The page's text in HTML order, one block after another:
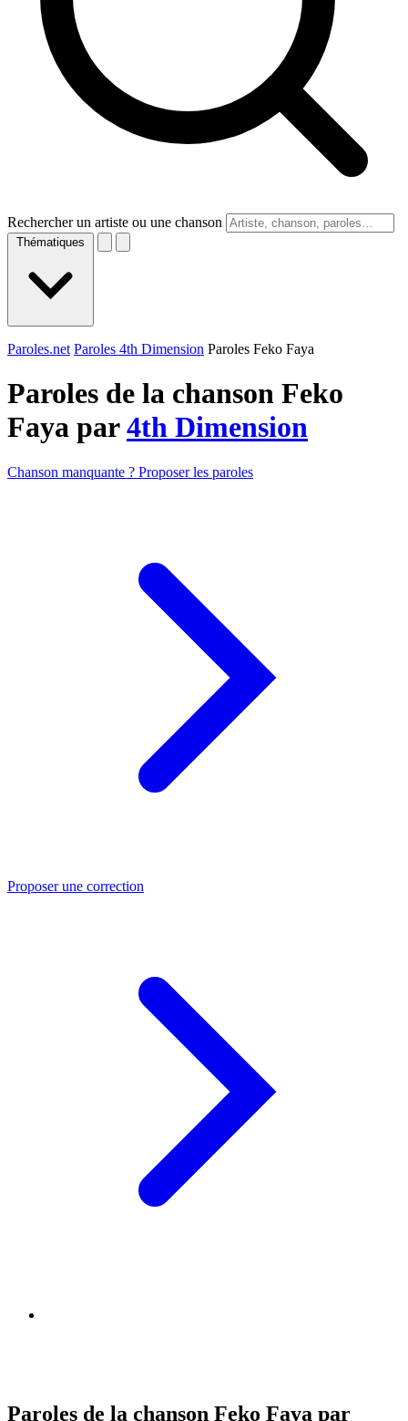
Rechercher un artiste ou une chanson
Thématiques
Paroles.net Paroles 4th Dimension Paroles Feko Faya
Paroles de la chanson Feko
Faya par4th Dimension
Chanson manquante ? Proposer les paroles
Proposer une correction
Paroles de la chanson Feko Faya par